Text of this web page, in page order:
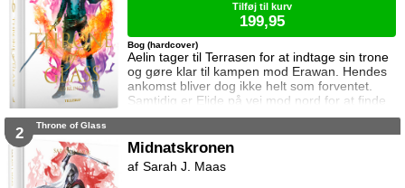
Aelin tager til Terrasen for at indtage sin trone
og gøre klar til kampen mod Erawan. Hendes
ankomst bliver dog ikke helt som forventet.
Samtidig er Elide på vej mod nord for at finde
Aelin og Celaena Sardothien. Oakwaldskoven
når nogen følger efter én. Dorian forsøger at
problemer at kæmpe mod, og Manon byder
Bog (hardcover)
Tilføj til kurv
199,95
2 Throne of Glass
Midnatskronen
Sarah J. Maas